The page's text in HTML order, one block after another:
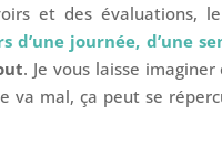
et des évaluations,
journée, d’une
. Je vous laisse imaginer
va mal, ça peut se